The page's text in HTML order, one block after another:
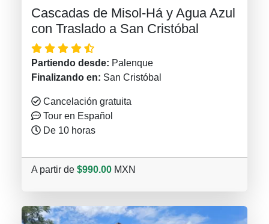
Cascadas de Misol-Há y Agua Azul
con Traslado a San Cristóbal
Partiendo desde: Palenque
Finalizando en: San Cristóbal
Cancelación gratuita
Tour en Español
De 10 horas
A partir de $990.00 MXN